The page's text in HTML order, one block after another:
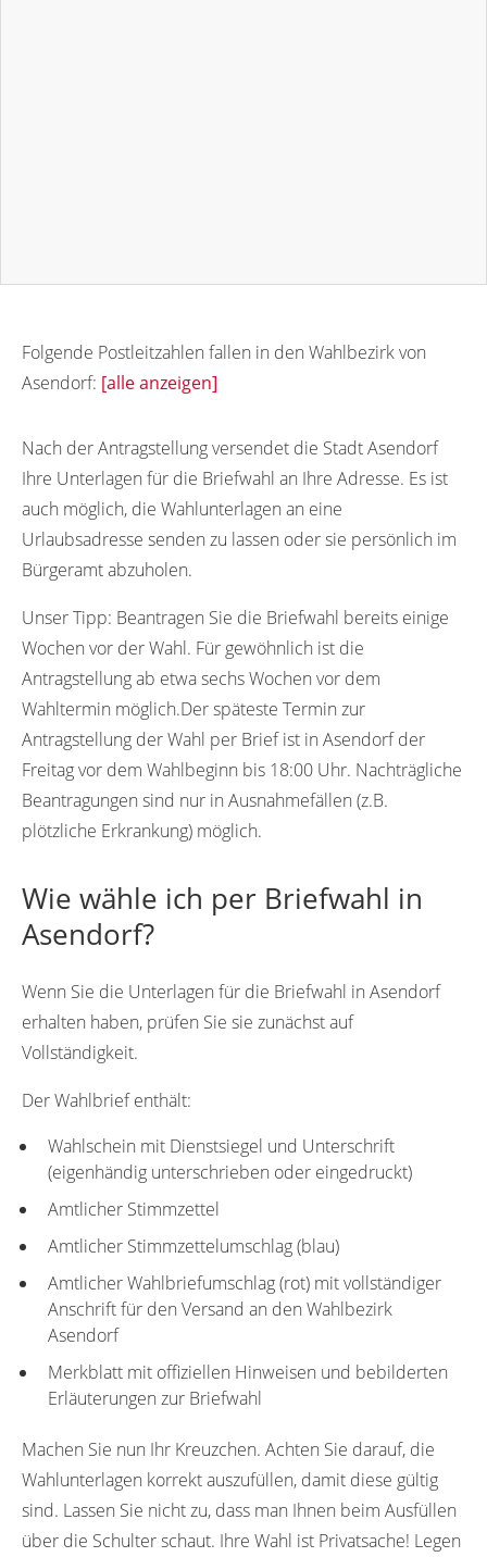
Folgende Postleitzahlen fallen in den Wahlbezirk von
Asendorf: [alle anzeigen]
Nach der Antragstellung versendet die Stadt Asendorf
Ihre Unterlagen für die Briefwahl an Ihre Adresse. Es ist
auch möglich, die Wahlunterlagen an eine
Urlaubsadresse senden zu lassen oder sie persönlich im
Bürgeramt abzuholen.
Unser Tipp: Beantragen Sie die Briefwahl bereits einige
Wochen vor der Wahl. Für gewöhnlich ist die
Antragstellung ab etwa sechs Wochen vor dem
Wahltermin möglich.Der späteste Termin zur
Antragstellung der Wahl per Brief ist in Asendorf der
Freitag vor dem Wahlbeginn bis 18:00 Uhr. Nachträgliche
Beantragungen sind nur in Ausnahmefällen (z.B.
plötzliche Erkrankung) möglich.
Wie wähle ich per Briefwahl in
Asendorf?
Wenn Sie die Unterlagen für die Briefwahl in Asendorf
erhalten haben, prüfen Sie sie zunächst auf
Vollständigkeit.
Der Wahlbrief enthält:
Wahlschein mit Dienstsiegel und Unterschrift
(eigenhändig unterschrieben oder eingedruckt)
Amtlicher Stimmzettel
Amtlicher Stimmzettelumschlag (blau)
Amtlicher Wahlbriefumschlag (rot) mit vollständiger
Anschrift für den Versand an den Wahlbezirk
Asendorf
Merkblatt mit offiziellen Hinweisen und bebilderten
Erläuterungen zur Briefwahl
Machen Sie nun Ihr Kreuzchen. Achten Sie darauf, die
Wahlunterlagen korrekt auszufüllen, damit diese gültig
sind. Lassen Sie nicht zu, dass man Ihnen beim Ausfüllen
über die Schulter schaut. Ihre Wahl ist Privatsache! Legen